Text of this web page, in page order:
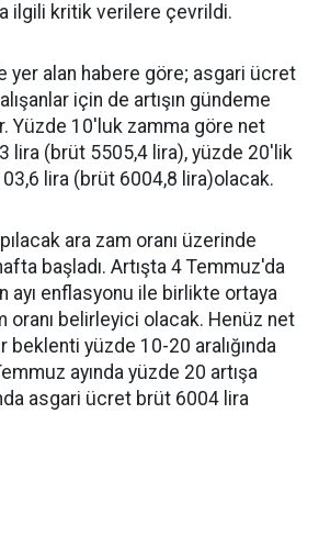
ilgili kritik verilere çevrildi.
yer alan habere göre; asgari ücret
için de artışın gündeme
Yüzde 10'luk zamma göre net
lira (brüt 5505,4 lira), yüzde 20'lik
lira (brüt 6004,8 lira)olacak.
ara zam oranı üzerinde
başladı. Artışta 4 Temmuz'da
ayı enflasyonu ile birlikte ortaya
oranı belirleyici olacak. Henüz net
beklenti yüzde 10-20 aralığında
ayında yüzde 20 artışa
asgari ücret brüt 6004 lira